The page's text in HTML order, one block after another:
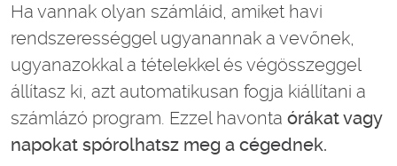
Ha vannak olyan számláid, amiket havi
rendszerességgel ugyanannak a vevőnek,
ugyanazokkal a tételekkel és végösszeggel
állítasz ki, azt automatikusan fogja kiállítani a
számlázó program. Ezzel havonta órákat vagy
napokat spórolhatsz meg a cégednek.